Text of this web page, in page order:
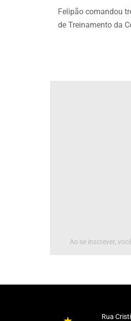
Felipão comandou
de Treinamento da
Ao se inscrever,
Rua